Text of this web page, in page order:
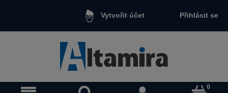
Vytvořit účet Přihlásit se